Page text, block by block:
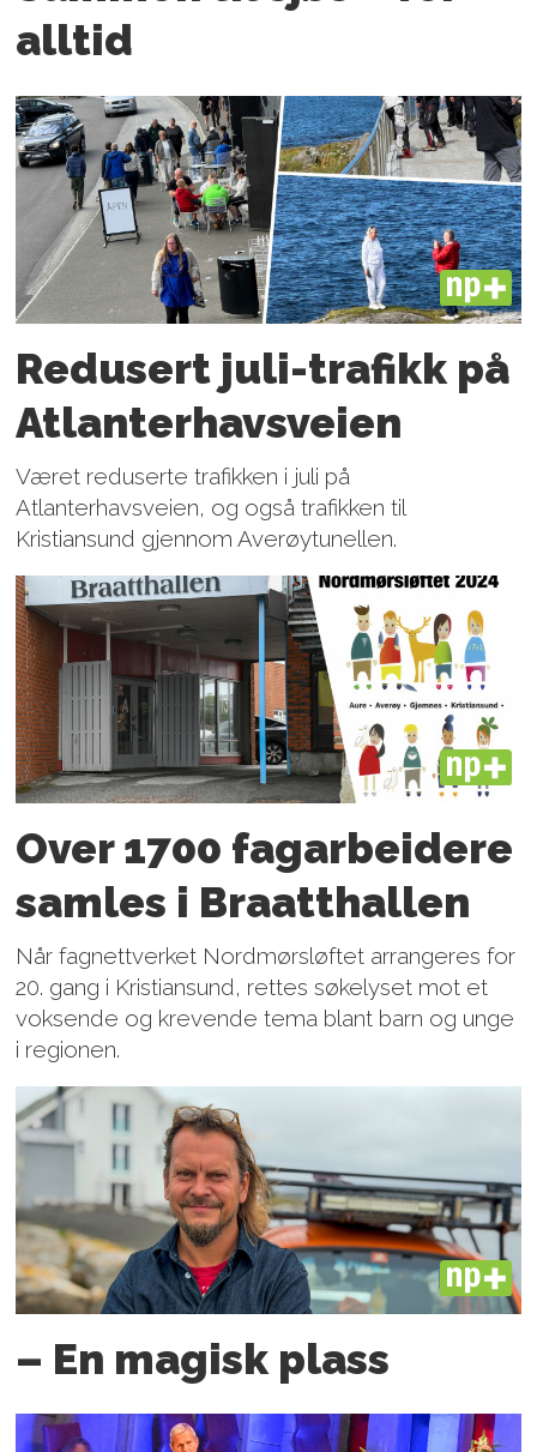
alltid
PLUS
Redusert juli-trafikk på
Atlanter­havsveien
Været reduserte trafikken i juli på
Atlanterhavsveien, og også trafikken til
Kristiansund gjennom Averøytunellen.
PLUS
Over 1700 fagarbeidere
samles i Braatthallen
Når fagnettverket Nordmørsløftet arrangeres for
20. gang i Kristiansund, rettes søkelyset mot et
voksende og krevende tema blant barn og unge
i regionen.
PLUS
– En magisk plass